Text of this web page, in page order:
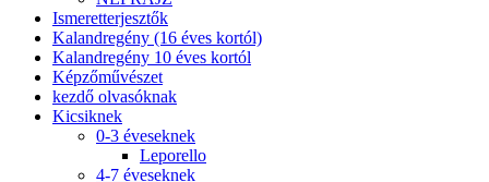
Ismeretterjesztők
Kalandregény (16 éves kortól)
Kalandregény 10 éves kortól
Képzőművészet
kezdő olvasóknak
Kicsiknek
0-3 éveseknek
Leporello
4-7 éveseknek